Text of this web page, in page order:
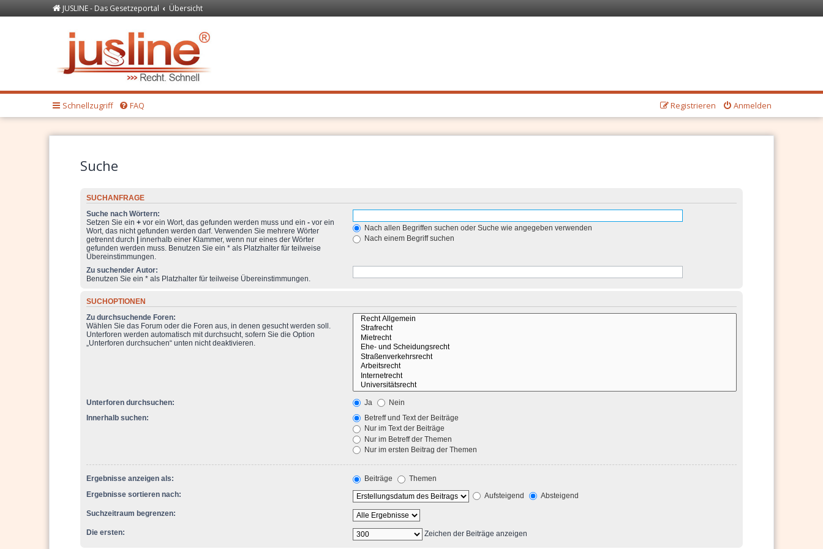
JUSLINE - Das Gesetzeportal Übersicht
Schnellzugriff FAQ Anmelden
Registrieren
Suche
SUCHANFRAGE
Suche nach Wörtern:
Setzen Sie ein + vor ein Wort, das gefunden werden muss und ein - vor ein
Wort, das nicht gefunden werden darf. Verwenden Sie mehrere Wörter
getrennt durch
innerhalb einer Klammer, wenn nur eines der Wörter
gefunden werden muss. Benutzen Sie ein * als Platzhalter für teilweise
Übereinstimmungen.
Nach allen Begriffen suchen oder Suche wie angegeben verwenden
Nach einem Begriff suchen
Zu suchender Autor:
Benutzen Sie ein * als Platzhalter für teilweise Übereinstimmungen.
SUCHOPTIONEN
Zu durchsuchende Foren:
Wählen Sie das Forum oder die Foren aus, in denen gesucht werden soll.
Unterforen werden automatisch mit durchsucht, sofern Sie die Option
„Unterforen durchsuchen“ unten nicht deaktivieren.
Unterforen durchsuchen: Ja
Nein
Innerhalb suchen:
Betreff und Text der Beiträge
Nur im Text der Beiträge
Nur im Betreff der Themen
Nur im ersten Beitrag der Themen
Ergebnisse anzeigen als: Beiträge
Themen
Ergebnisse sortieren nach:
Aufsteigend Absteigend
Suchzeitraum begrenzen:
Die ersten: Zeichen der Beiträge anzeigen